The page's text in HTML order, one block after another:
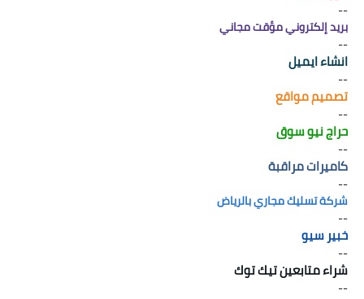
--
بريد إلكتروني مؤقت مجاني
--
انشاء ايميل
--
تصميم مواقع
--
حراج نيو سوق
--
كاميرات مراقبة
--
شركة تسليك مجاري بالرياض
--
خبير سيو
--
شراء متابعين تيك توك
--